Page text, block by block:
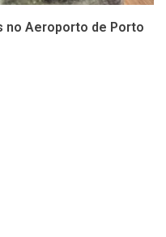
no Aeroporto de Porto